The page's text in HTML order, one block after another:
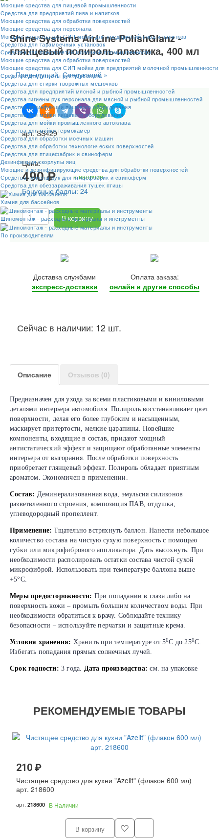
Моющие средства для пищевой промышленности
Cредства для предприятий пива и напитков
Моющие средства для обработки поверхностей
Моющие средства для персонала
Моющие средства для СИП мойки для предприятий пива и напитков
Средства для тарамоечных установок
Средства для предприятий молочной промышленности
Моющие средства для обработки поверхностей
Моющие средства для СИП мойки для предприятий молочной промышленности
Средства для гигиены рук персонала
Средства для стирки творожных мешочков
Средства для предприятий мясной и рыбной промышленностей
Средства гигиены рук персонала для мясной и рыбной промышленностей
Средства дезинфекции пищевого оборудования
Средства для мойки пищевого оборудования
Средства для мойки промышленного автоклава
Средства для мойки термокамер
Средства для обработки моечных машин
Средства для обработки технологических поверхностей
Средства для птицефабрик и свиноферм
Дезинфекция скорлупы яиц
Моющие и дезинфицирующие средства для обработки поверхностей
Средства гигиены рук для птицефабрик и свиноферм
Средства для обеззараживания тушек птицы
Химия для бассейнов
Шиномонтаж - расходные материалы и инструменты
По производителям
Shine Systems AirLine PolishGlanz -
глянцевый полироль пластика, 400 мл
« Предыдущий Следующий »
арт. SS429
Цена:
490 ₽ в наличии
Бонусные баллы: 24
В корзину
Доставка службами
экспресс-доставки
Оплата заказа:
онлайн и другие способы
Сейчас в наличии: 12 шт.
Описание Отзывов (0)
Предназначен для ухода за всеми пластиковыми и виниловыми
деталями интерьера автомобиля. Полироль восстанавливает цвет
поверхности, делая его более глубоким и насыщенным,
маскирует притертости, мелкие царапины. Новейшие
компоненты, входящие в состав, придают мощный
антистатический эффект и защищают обработанные элементы
интерьера от выгорания. После обработки поверхность
приобретает глянцевый эффект. Полироль обладает приятным
ароматом. Экономичен в применении.
Состав: Деминерализованная вода, эмульсия силиконов
разветвленного строения, композиция ПАВ, отдушка,
углеводородный пропеллент.
Применение:Тщательно встряхнуть баллон. Нанести небольшое
количество состава на чистую сухую поверхность с помощью
губки или микрофибрового аппликатора. Дать высохнуть. При
необходимости располировать остатки состава чистой сухой
микрофиброй. Использовать при температуре баллона выше
+5°С.
Меры предосторожности: При попадании в глаза либо на
поверхность кожи – промыть большим количеством воды. При
необходимости обратиться к врачу. Соблюдайте технику
безопасности – используйте перчатки и защитные крема.
Условия хранения: Хранить при температуре от 50С до 250С.
Избегать попадания прямых солнечных лучей.
Срок годности: 3 года. Дата производства: см. на упаковке
РЕКОМЕНДУЕМЫЕ ТОВАРЫ
210 ₽
Чистящее средство для кухни "Azelit" (флакон 600 мл)
арт. 218600
арт. 218600 В Наличии
В корзину